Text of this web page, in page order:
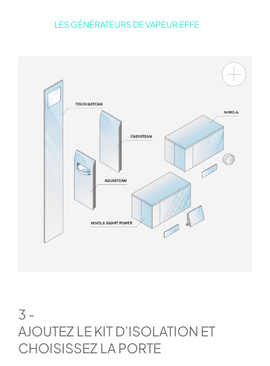
LES GÉNÉRATEURS DE VAPEUR EFFE
3 -
AJOUTEZ LE KIT D’ISOLATION ET
CHOISISSEZ LA PORTE